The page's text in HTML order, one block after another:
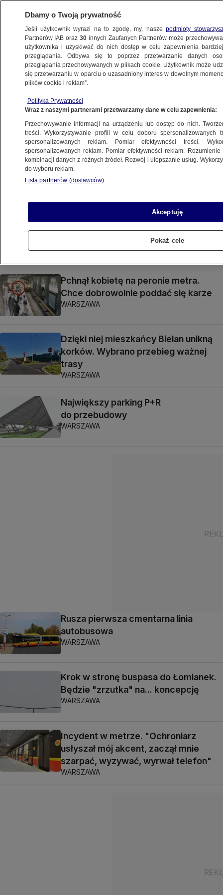
MŁOCINY
Doraźne zmiany, by nie powtórzył się
paraliż. "Nie naszym kosztem"
Dariusz Gałązka
Drogowy paraliż w dwóch miejscach
stolicy
WARSZAWA
Kilka godzin wyjeżdżali z parkingu.
Drogowcy o "problemie
w zarządzaniu", galeria o "szerokim
Dariusz Gałązka
Pchnął kobietę na peronie metra.
Chce dobrowolnie poddać się karze
WARSZAWA
Dzięki niej mieszkańcy Bielan unikną
korków. Wybrano przebieg ważnej
trasy
WARSZAWA
Największy parking P+R
do przebudowy
WARSZAWA
Rusza pierwsza cmentarna linia
autobusowa
WARSZAWA
Krok w stronę buspasa do Łomianek.
Będzie "zrzutka" na... koncepcję
WARSZAWA
Incydent w metrze. "Ochroniarz
usłyszał mój akcent, zaczął mnie
szarpać, wyzywać, wyrwał telefon"
WARSZAWA
Dbamy o Twoją prywatność
Jeśli użytkownik wyrazi na to zgodę, my, naszepodmioty
Partnerów IAB oraz30 innych Zaufanych Partnerów może
użytkownika i uzyskiwać do nich dostęp w celu zapewnienia
przeglądania. Odbywa się to poprzez przetwarzanie danych
przeglądania przechowywanych w plikach cookie. Użytkownik może
się przetwarzaniu w oparciu o uzasadniony interes w dowolnym
plików cookie i reklam”.
Polityka Prywatności
Wraz z naszymi partnerami przetwarzamy dane w celu zapewnienia:
Przechowywanie informacji na urządzeniu lub dostęp do nich.
treści. Wykorzystywanie profili w celu doboru spersonalizowanych
spersonalizowanych reklam. Pomiar efektywności treści.
spersonalizowanych reklam. Pomiar efektywności reklam.
kombinacji danych z różnych źródeł. Rozwój i ulepszanie usług.
do wyboru reklam.
Lista partnerów (dostawców)
Akceptuję
Pokaż cele